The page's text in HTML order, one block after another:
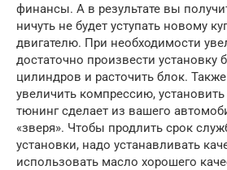
финансы. А в результате вы
ничуть не будет уступать новому
двигателю. При необходимости
достаточно произвести установку
цилиндров и расточить блок.
увеличить компрессию, установить
тюнинг сделает из вашего
«зверя». Чтобы продлить срок
установки, надо устанавливать
использовать масло хорошего